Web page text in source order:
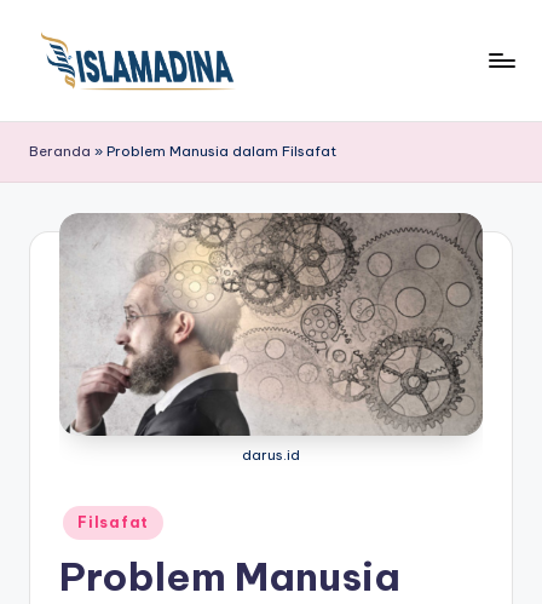
Beranda » Problem Manusia dalam Filsafat
darus.id
Posted
in
Filsafat
Problem Manusia